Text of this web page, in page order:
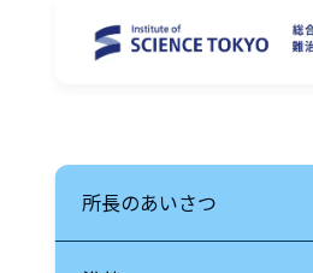
所長のあいさつ